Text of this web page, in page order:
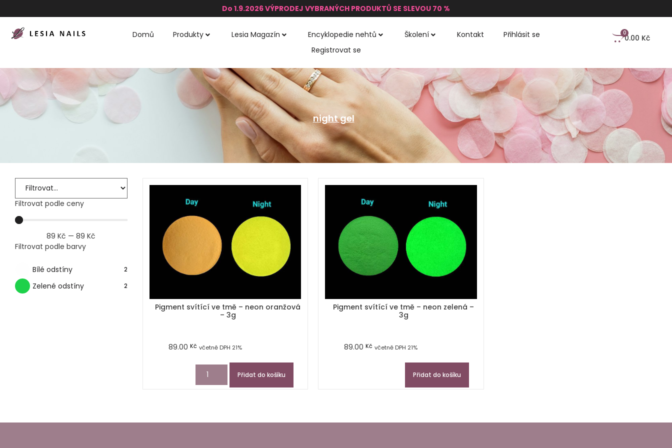
Do 1.9.2026 VÝPRODEJ VYBRANÝCH PRODUKTŮ SE SLEVOU 70 %
0.00 Kč
0
Domů Produkty Lesia Magazín Encyklopedie nehtů Školení Kontakt
Přihlásit se
Registrovat se
night gel
Filtrovat podle ceny​
89 Kč —89 Kč
Filtrovat podle barvy
Bílé odstíny 2
Zelené odstíny 2
Pigment svítící ve tmě – neon oranžová
– 3g
89.00 Kč včetně DPH 21%
Přidat do košíku
Pigment svítící ve tmě – neon zelená –
3g
89.00Kč včetně DPH 21%
Přidat do košíku